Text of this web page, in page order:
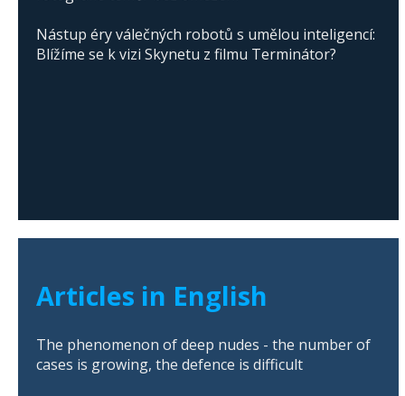
Nástup éry válečných robotů s umělou inteligencí:
Blížíme se k vizi Skynetu z filmu Terminátor?
Articles in English
The phenomenon of deep nudes - the number of
cases is growing, the defence is difficult